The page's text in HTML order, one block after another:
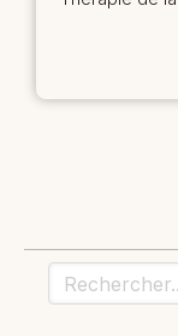
Rechercher